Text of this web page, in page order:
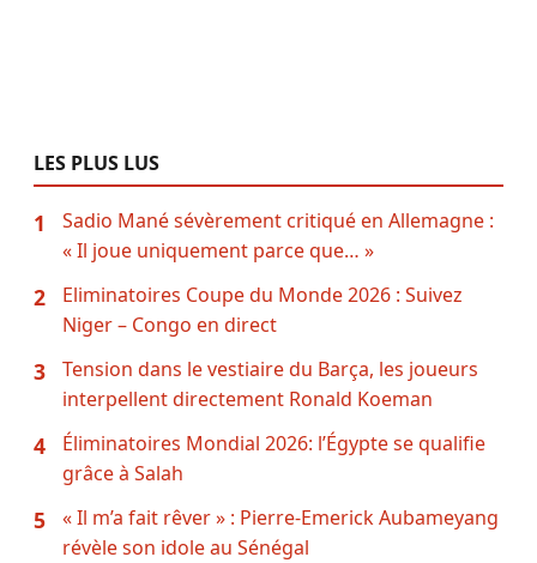
LES PLUS LUS
1
Sadio Mané sévèrement critiqué en Allemagne :
« Il joue uniquement parce que… »
2
Eliminatoires Coupe du Monde 2026 : Suivez
Niger – Congo en direct
3
Tension dans le vestiaire du Barça, les joueurs
interpellent directement Ronald Koeman
4
Éliminatoires Mondial 2026: l’Égypte se qualifie
grâce à Salah
5
« Il m’a fait rêver » : Pierre-Emerick Aubameyang
révèle son idole au Sénégal